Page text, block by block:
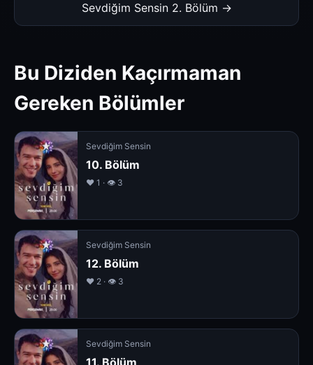
Sevdiğim Sensin 2. Bölüm →
Bu Diziden Kaçırmaman
Gereken Bölümler
Sevdiğim Sensin
10. Bölüm
❤️ 1 · 👁 3
Sevdiğim Sensin
12. Bölüm
❤️ 2 · 👁 3
Sevdiğim Sensin